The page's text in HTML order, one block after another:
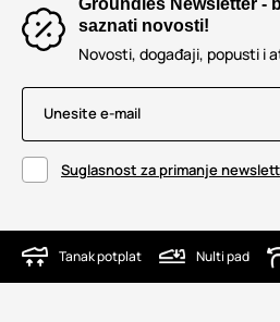
saznati novosti!
Novosti, događaji, popusti i
Unesite e-mail
Suglasnost za primanje
Tanak potplat Nulti pad